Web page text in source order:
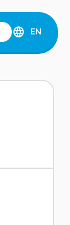
DISCOVER
EN